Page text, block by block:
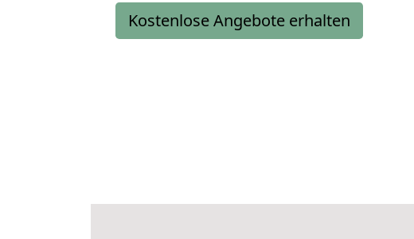
Kostenlose Angebote erhalten